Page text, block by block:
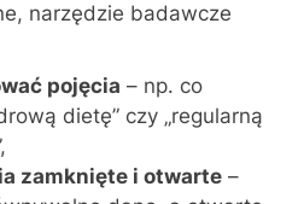
narzędzie badawcze
pojęcia – np. co
dietę” czy „regularną
zamknięte i otwarte –